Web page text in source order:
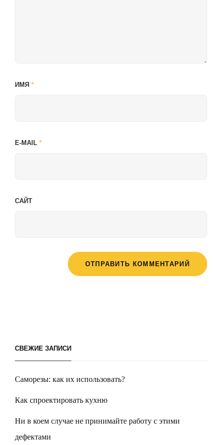
ИМЯ *
E-MAIL *
САЙТ
СВЕЖИЕ ЗАПИСИ
Саморезы: как их использовать?
Как спроектировать кухню
Ни в коем случае не принимайте работу с этими
дефектами